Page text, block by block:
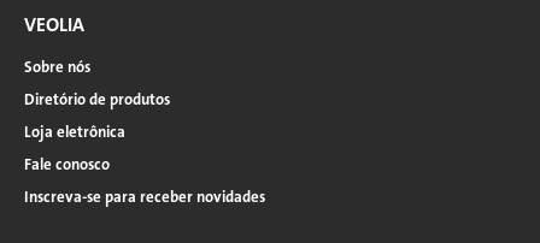
VEOLIA
Sobre nós
Diretório de produtos
Loja eletrônica
Fale conosco
Inscreva-se para receber novidades